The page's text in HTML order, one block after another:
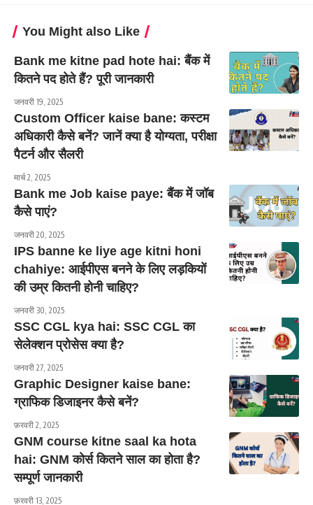
You Might also Like
Bank me kitne pad hote hai: बैंक में
कितने पद होते हैं? पूरी जानकारी
जनवरी 19, 2025
Custom Officer kaise bane: कस्टम
अधिकारी कैसे बनें? जानें क्या है योग्यता, परीक्षा
पैटर्न और सैलरी
मार्च 2, 2025
Bank me Job kaise paye: बैंक में जॉब
कैसे पाएं?
जनवरी 20, 2025
IPS banne ke liye age kitni honi
chahiye: आईपीएस बनने के लिए लड़कियों
की उम्र कितनी होनी चाहिए?
जनवरी 30, 2025
SSC CGL kya hai: SSC CGL का
सेलेक्शन प्रोसेस क्या है?
जनवरी 27, 2025
Graphic Designer kaise bane:
ग्राफिक डिजाइनर कैसे बनें?
फ़रवरी 2, 2025
GNM course kitne saal ka hota
hai: GNM कोर्स कितने साल का होता है?
सम्पूर्ण जानकारी
फ़रवरी 13, 2025